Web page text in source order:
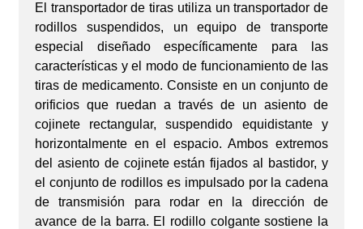
El transportador de tiras utiliza un transportador de
rodillos suspendidos, un equipo de transporte
especial diseñado específicamente para las
características y el modo de funcionamiento de las
tiras de medicamento. Consiste en un conjunto de
orificios que ruedan a través de un asiento de
cojinete rectangular, suspendido equidistante y
horizontalmente en el espacio. Ambos extremos
del asiento de cojinete están fijados al bastidor, y
el conjunto de rodillos es impulsado por la cadena
de transmisión para rodar en la dirección de
avance de la barra. El rodillo colgante sostiene la